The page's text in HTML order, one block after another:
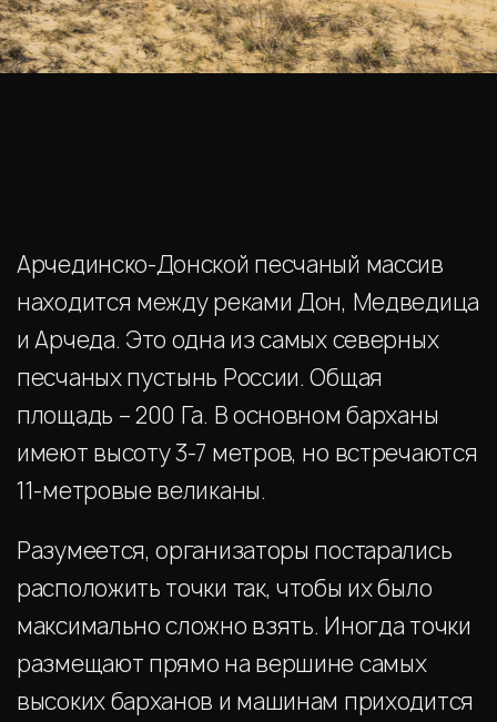
Арчединско-Донской песчаный массив
находится между реками Дон, Медведица
и Арчеда. Это одна из самых северных
песчаных пустынь России. Общая
площадь – 200 Га. В основном барханы
имеют высоту 3-7 метров, но встречаются
11-метровые великаны.
Разумеется, организаторы постарались
расположить точки так, чтобы их было
максимально сложно взять. Иногда точки
размещают прямо на вершине самых
высоких барханов и машинам приходится